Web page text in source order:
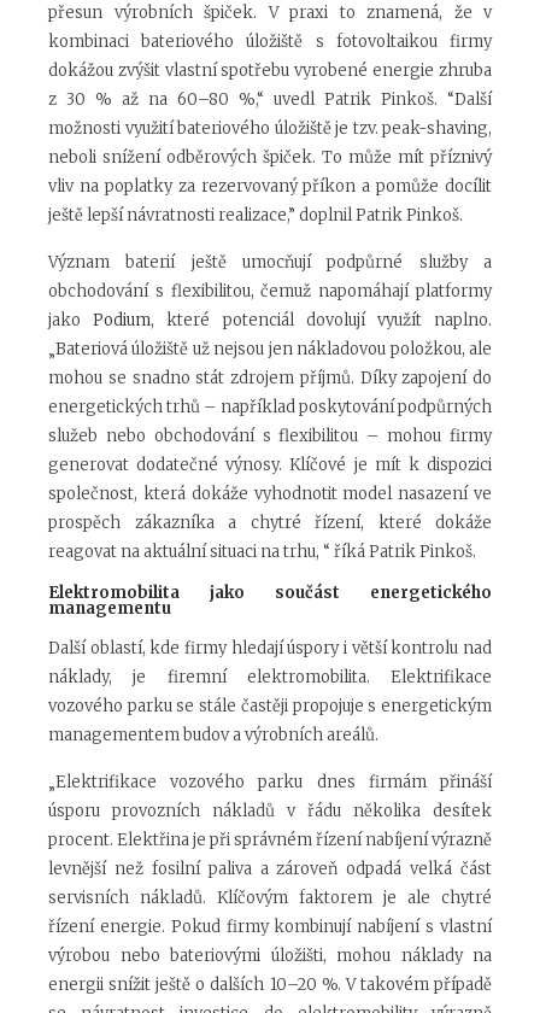
přesun výrobních špiček. V praxi to znamená, že v
kombinaci bateriového úložiště s fotovoltaikou firmy
dokážou zvýšit vlastní spotřebu vyrobené energie zhruba
z 30 % až na 60–80 %,“ uvedl Patrik Pinkoš. “Další
možnosti využití bateriového úložiště je tzv. peak-shaving,
neboli snížení odběrových špiček. To může mít příznivý
vliv na poplatky za rezervovaný příkon a pomůže docílit
ještě lepší návratnosti realizace,” doplnil Patrik Pinkoš.
Význam baterií ještě umocňují podpůrné služby a
obchodování s flexibilitou, čemuž napomáhají platformy
jakoPodium, které potenciál dovolují využít naplno.
„Bateriová úložiště už nejsou jen nákladovou položkou, ale
mohou se snadno stát zdrojem příjmů. Díky zapojení do
energetických trhů – například poskytování podpůrných
služeb nebo obchodování s flexibilitou – mohou firmy
generovat dodatečné výnosy. Klíčové je mít k dispozici
společnost, která dokáže vyhodnotit model nasazení ve
prospěch zákazníka a chytré řízení, které dokáže
reagovat na aktuální situaci na trhu, “ říká Patrik Pinkoš.
Elektromobilita jako součást energetického
managementu
Další oblastí, kde firmy hledají úspory i větší kontrolu nad
náklady, je firemní elektromobilita. Elektrifikace
vozového parku se stále častěji propojuje s energetickým
managementem budov a výrobních areálů.
„Elektrifikace vozového parku dnes firmám přináší
úsporu provozních nákladů v řádu několika desítek
procent. Elektřina je při správném řízení nabíjení výrazně
levnější než fosilní paliva a zároveň odpadá velká část
servisních nákladů. Klíčovým faktorem je ale chytré
řízení energie. Pokud firmy kombinují nabíjení s vlastní
výrobou nebo bateriovými úložišti, mohou náklady na
energii snížit ještě o dalších 10–20 %. V takovém případě